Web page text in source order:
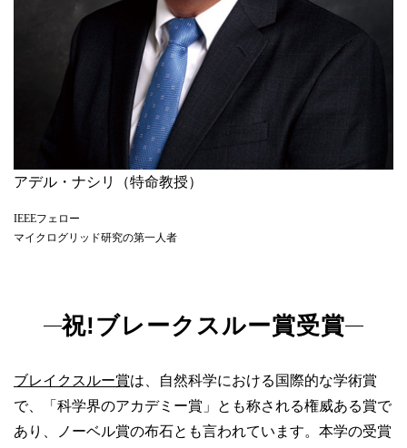
アデル・ナシリ（特命教授）
IEEEフェロー
マイクログリッド研究の第一人者
祝!ブレークスルー賞受賞
ブレイクスルー賞は、自然科学における国際的な学術賞
で、「科学界のアカデミー賞」とも称される権威ある賞で
あり、ノーベル賞の布石とも言われています。本学の受賞